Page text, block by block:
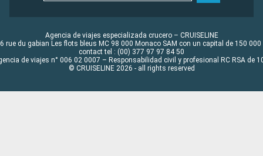
Agencia de viajes especializada crucero – CRUISELINE
rue du gabian Les flots bleus MC 98 000 Monaco SAM con un capital de 150 000
contact tel : (00) 377 97 97 84 50
de viajes n° 006 02 0007 – Responsabilidad civil y profesional RC RSA de
© CRUISELINE 2026 - all rights reserved